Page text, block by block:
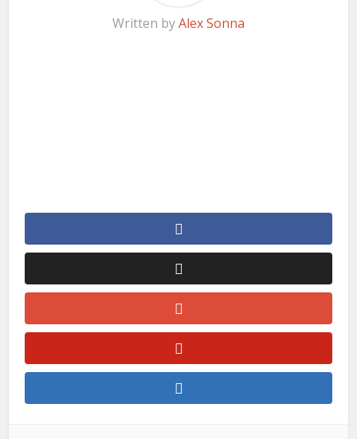
Written byAlex Sonna